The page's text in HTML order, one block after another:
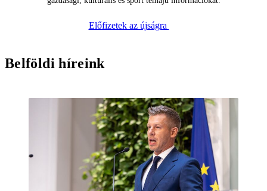
Előfizetek az újságra
Belföldi híreink